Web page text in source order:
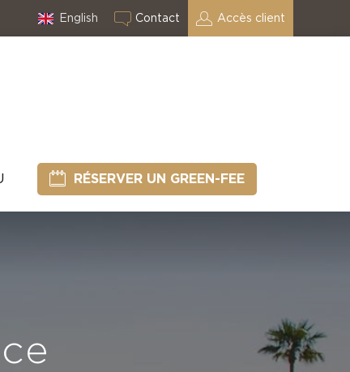
English Contact Accès client
RÉSERVER UN GREEN-FEE